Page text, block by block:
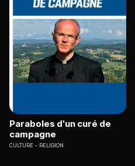
Paraboles d'un curé de
campagne
CULTURE RELIGION